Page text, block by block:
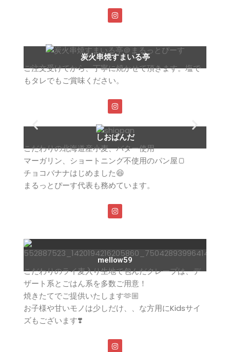
炭火串焼すまいる亭
ご注文受けてから、丁寧に焼かせて頂きます。塩で
もタレでもご賞味ください。
しおぱんだ
こだわりの北海道産小麦、バター使用
マーガリン、ショートニング不使用のパン屋🍞
チョコバナナはじめました😆
まるっとぴーす代表も務めています。
mellow59
こだわりのライ麦入り生地で包んだクレープは、デ
ザート系とごはん系を多数ご用意！
焼きたてでご提供いたします🫶🏼
お子様や甘いモノは少しだけ、、な方用にKidsサイ
ズもございます❣️